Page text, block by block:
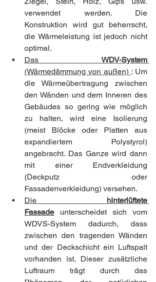
verwendet werden. Die
Konstruktion wird gut beherrscht,
die Wärmeleistung ist jedoch nicht
optimal.
Das
(Wärmedämmung von außen) : Um
die Wärmeübertragung zwischen
den Wänden und dem Inneren des
Gebäudes so gering wie möglich
zu halten, wird eine Isolierung
(meist Blöcke oder Platten aus
expandiertem Polystyrol)
angebracht. Das Ganze wird dann
mit einer Endverkleidung
(Deckputz oder
Fassadenverkleidung) versehen.
Die hinterlüftete
Fassade unterscheidet sich vom
WDVS-System dadurch, dass
zwischen den tragenden Wänden
und der Deckschicht ein Luftspalt
vorhanden ist. Dieser zusätzliche
Luftraum trägt durch das